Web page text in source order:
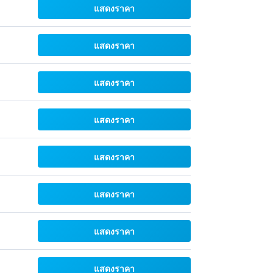
แสดงราคา
แสดงราคา
แสดงราคา
แสดงราคา
แสดงราคา
แสดงราคา
แสดงราคา
แสดงราคา